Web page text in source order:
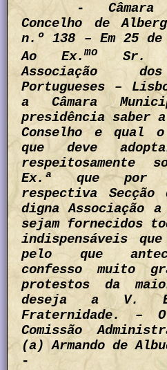
-
Concelho de
n.º 138 – Em 25
Ao Ex.mo
Sr.
Associação
Portugueses –
a Câmara
presidência saber
Conselho e qual o
que deve
Ex.ª que por
respectiva
digna Associação
sejam fornecidos
indispensáveis
pelo que
confesso muito
protestos da
deseja a V.
Fraternidade. –
Comissão
(a) Armando de
-